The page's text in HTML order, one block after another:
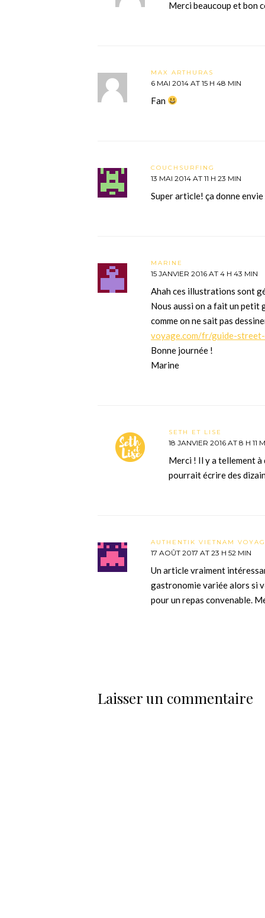
Merci beaucoup et bon
MAX ARTHURAS
6 MAI 2014 AT 15 H 48 MIN
Fan
COUCHSURFING
13 MAI 2014 AT 11 H 23 MIN
Super article! ça donne envie
MARINE
15 JANVIER 2016 AT 4 H 43 MIN
Ahah ces illustrations sont
Nous aussi on a fait un petit
comme on ne sait pas
voyage.com/fr/guide-
Bonne journée !
Marine
SETH ET LISE
18 JANVIER 2016 AT 8 H 11
Merci ! Il y a tellement à
pourrait écrire des
AUTHENTIK VIETNAM
17 AOÛT 2017 AT 23 H 52 MIN
Un article vraiment
gastronomie variée alors si
pour un repas convenable.
Laisser un commentaire